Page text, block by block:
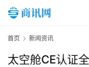
首页 新闻资讯
太空舱CE认证